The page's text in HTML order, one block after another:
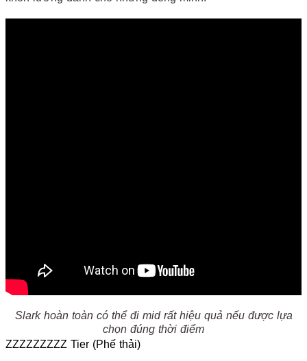
Slark hoàn toàn có thể đi mid rất hiệu quả nếu được lựa
chọn đúng thời điểm
ZZZZZZZZZ Tier (Phế thải)